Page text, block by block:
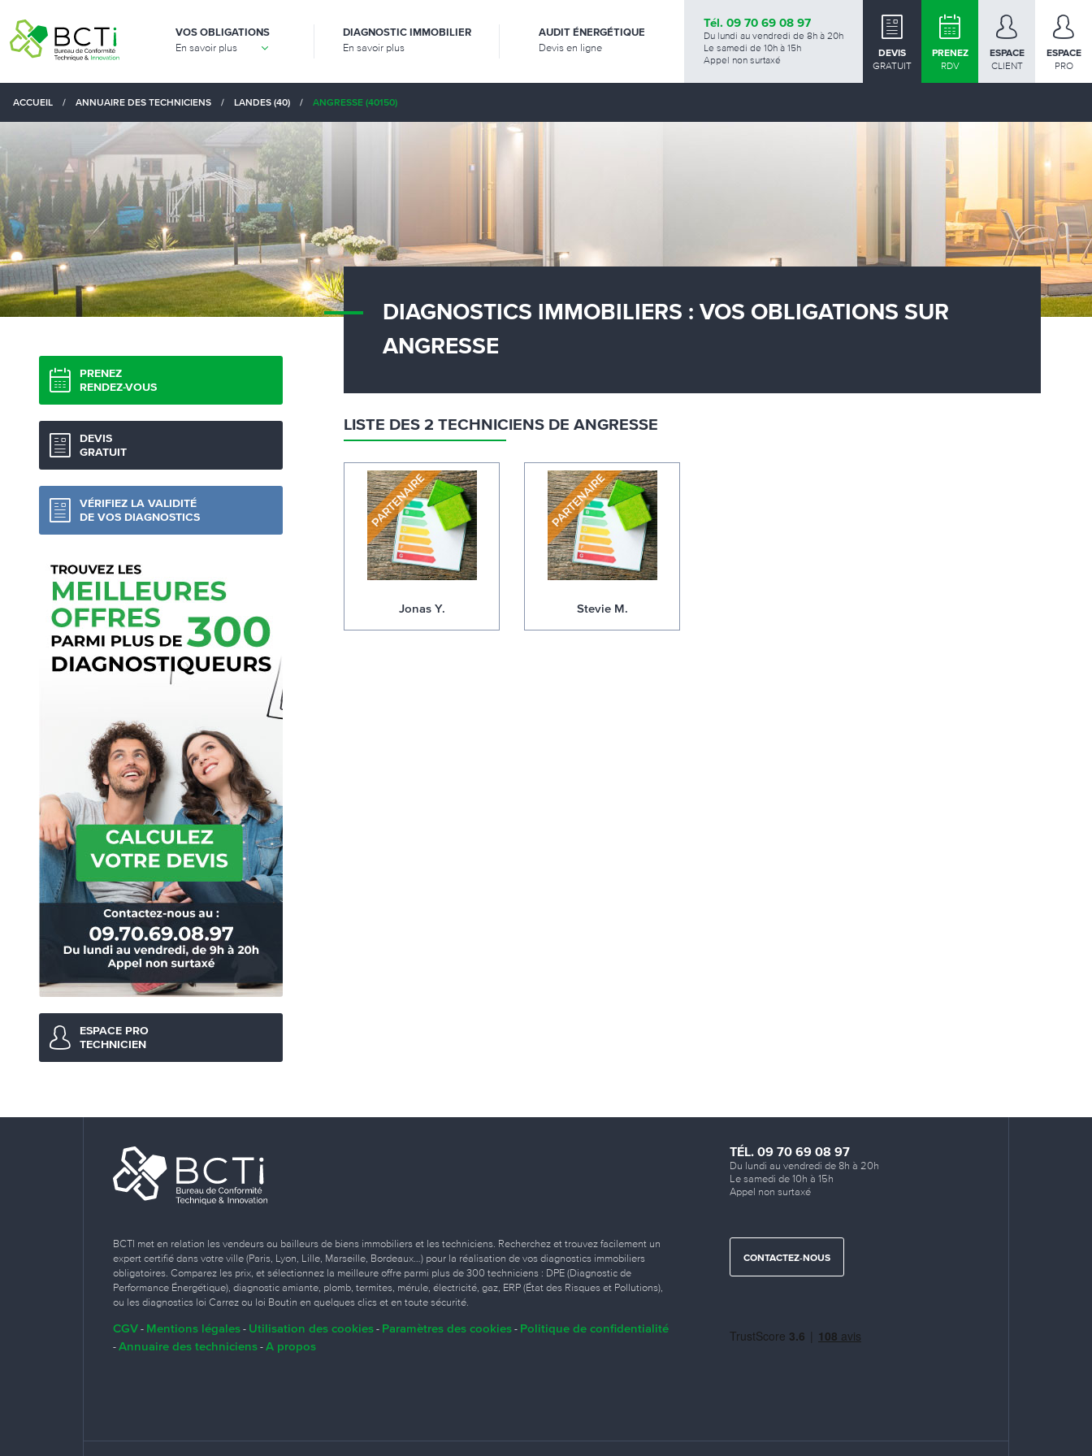
VOS OBLIGATIONS
En savoir plus
DIAGNOSTIC IMMOBILIER
En savoir plus
AUDIT ÉNERGÉTIQUE
Devis en ligne
Tél. 09 70 69 08 97
Du lundi au vendredi de 8h à 20h
Le samedi de 10h à 15h
Appel non surtaxé
DEVIS
GRATUIT
PRENEZ
RDV
ESPACE
CLIENT
ESPACE
PRO
ACCUEIL / ANNUAIRE DES TECHNICIENS / LANDES (40) / ANGRESSE (40150)
PRENEZ
RENDEZ-VOUS
DEVIS
GRATUIT
VÉRIFIEZ LA VALIDITÉ
DE VOS DIAGNOSTICS
ESPACE PRO
TECHNICIEN
DIAGNOSTICS IMMOBILIERS : VOS OBLIGATIONS SUR
ANGRESSE
LISTE DES 2 TECHNICIENS DE ANGRESSE
Jonas Y. Stevie M.
BCTI met en relation les vendeurs ou bailleurs de biens immobiliers et les techniciens. Recherchez et trouvez facilement un
expert certifié dans votre ville (Paris, Lyon, Lille, Marseille, Bordeaux…) pour la réalisation de vos diagnostics immobiliers
obligatoires. Comparez les prix, et sélectionnez la meilleure offre parmi plus de 300 techniciens : DPE (Diagnostic de
Performance Énergétique), diagnostic amiante, plomb, termites, mérule, électricité, gaz, ERP (État des Risques et Pollutions),
ou les diagnostics loi Carrez ou loi Boutin en quelques clics et en toute sécurité.
CGV - Mentions légales - Utilisation des cookies - Paramètres des cookies - Politique de confidentialité
- Annuaire des techniciens - A propos
TÉL. 09 70 69 08 97
Du lundi au vendredi de 8h à 20h
Le samedi de 10h à 15h
Appel non surtaxé
CONTACTEZ-NOUS